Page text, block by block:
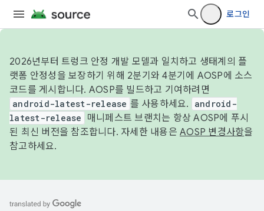
로그인
2026년부터 트렁크 안정 개발 모델과 일치하고 생태계의 플
랫폼 안정성을 보장하기 위해 2분기와 4분기에 AOSP에 소스
코드를 게시합니다. AOSP를 빌드하고 기여하려면
android-latest-release 를 사용하세요.
android-
latest-release
매니페스트 브랜치는 항상 AOSP에 푸시
된 최신 버전을 참조합니다. 자세한 내용은 AOSP 변경사항을
참고하세요.